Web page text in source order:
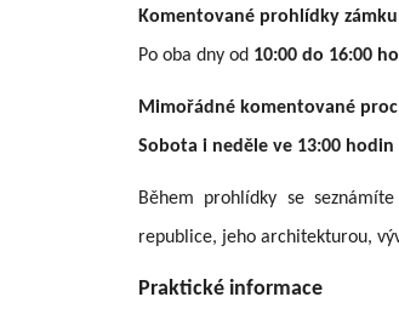
Komentované prohlídky zámku
Po oba dny od 10:00 do 16:00
Mimořádné komentované
Sobota i neděle ve 13:00 hodin
Během prohlídky se
republice, jeho architekturou,
Praktické informace